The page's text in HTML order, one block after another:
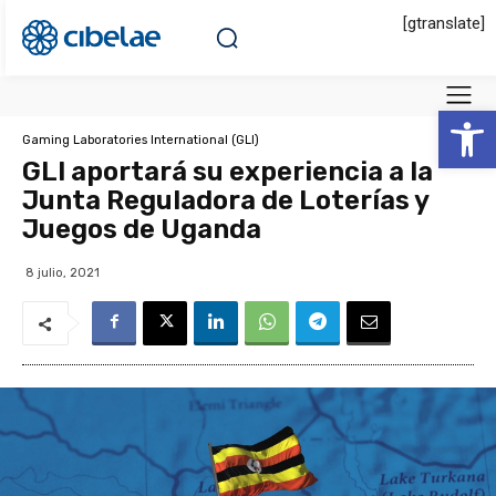
Abrir
[gtranslate]
Gaming Laboratories International (GLI)
GLI aportará su experiencia a la
Junta Reguladora de Loterías y
Juegos de Uganda
8 julio, 2021